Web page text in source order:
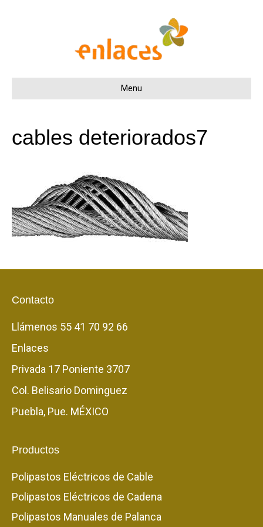
Menu
cables deteriorados7
Contacto
Llámenos 55 41 70 92 66
Enlaces
Privada 17 Poniente 3707
Col. Belisario Dominguez
Puebla, Pue. MÉXICO
Productos
Polipastos Eléctricos de Cable
Polipastos Eléctricos de Cadena
Polipastos Manuales de Palanca